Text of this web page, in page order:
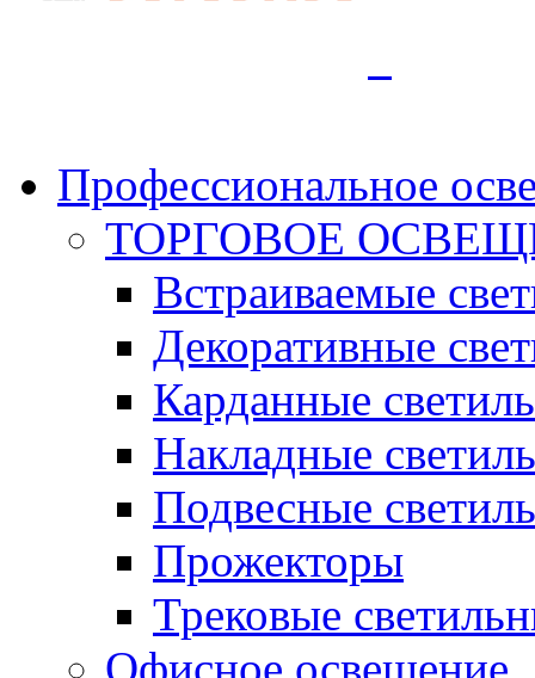
Профессиональное
ТОРГОВОЕ
Встраиваемые
Декоративные
Карданные
Накладные
Подвесные
Прожекторы
Трековые
Офисное освещение